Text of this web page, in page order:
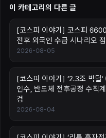
이 카테고리의 다른 글
[코스피 이야기] 코스피
전후 외국인 수급 시나리오
2026-08-05
[코스피 이야기] ‘2.3조 빅딜
인수, 반도체 전후공정 수직
검
2026-08-04